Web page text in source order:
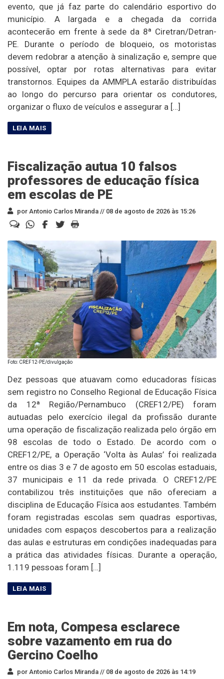
evento, que já faz parte do calendário esportivo do
município. A largada e a chegada da corrida
acontecerão em frente à sede da 8ª Ciretran/Detran-
PE. Durante o período de bloqueio, os motoristas
devem redobrar a atenção à sinalização e, sempre que
possível, optar por rotas alternativas para evitar
transtornos. Equipes da AMMPLA estarão distribuídas
ao longo do percurso para orientar os condutores,
organizar o fluxo de veículos e assegurar a […]
Fiscalização autua 10 falsos
professores de educação física
em escolas de PE
por Antonio Carlos Miranda // 08 de agosto de 2026 às 15:26
Foto: CREF12-PE/divulgação
Dez pessoas que atuavam como educadoras físicas
sem registro no Conselho Regional de Educação Física
da 12ª Região/Pernambuco (CREF12/PE) foram
autuadas pelo exercício ilegal da profissão durante
uma operação de fiscalização realizada pelo órgão em
98 escolas de todo o Estado. De acordo com o
CREF12/PE, a Operação ‘Volta às Aulas’ foi realizada
entre os dias 3 e 7 de agosto em 50 escolas estaduais,
37 municipais e 11 da rede privada. O CREF12/PE
contabilizou três instituições que não ofereciam a
disciplina de Educação Física aos estudantes. Também
foram registradas escolas sem quadras esportivas,
unidades com espaços descobertos para a realização
das aulas e estruturas em condições inadequadas para
a prática das atividades físicas. Durante a operação,
1.119 pessoas foram […]
Em nota, Compesa esclarece
sobre vazamento em rua do
Gercino Coelho
por Antonio Carlos Miranda // 08 de agosto de 2026 às 14:19